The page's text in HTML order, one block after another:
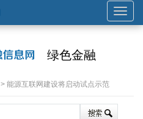
展
开
绿色金融
> 能源互联网建设将启动试点示范